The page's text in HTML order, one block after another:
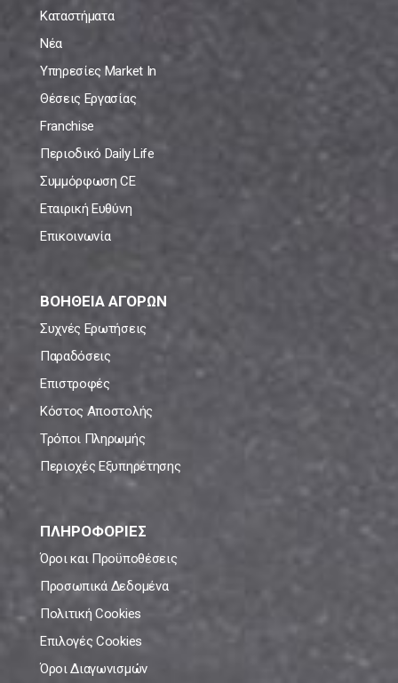
Καταστήματα
Νέα
Υπηρεσίες Market In
Θέσεις Εργασίας
Franchise
Περιοδικό Daily Life
Συμμόρφωση CE
Εταιρική Ευθύνη
Επικοινωνία
ΒΟΗΘΕΙΑ ΑΓΟΡΩΝ
Συχνές Ερωτήσεις
Παραδόσεις
Επιστροφές
Κόστος Αποστολής
Τρόποι Πληρωμής
Περιοχές Εξυπηρέτησης
ΠΛΗΡΟΦΟΡΙΕΣ
Όροι και Προϋποθέσεις
Προσωπικά Δεδομένα
Πολιτική Cookies
Επιλογές Cookies
Όροι Διαγωνισμών